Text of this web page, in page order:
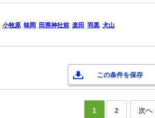
小牧原 味岡 田県神社前 楽田 羽黒 犬山
この条件を保存
1 2 次へ